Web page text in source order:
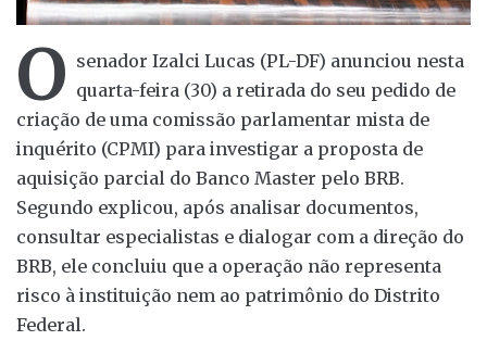
O senador Izalci Lucas (PL-DF) anunciou nesta
quarta-feira (30) a retirada do seu pedido de
criação de uma comissão parlamentar mista de
inquérito (CPMI) para investigar a proposta de
aquisição parcial do Banco Master pelo BRB.
Segundo explicou, após analisar documentos,
consultar especialistas e dialogar com a direção do
BRB, ele concluiu que a operação não representa
risco à instituição nem ao patrimônio do Distrito
Federal.